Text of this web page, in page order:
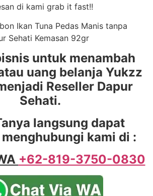
di kami grab it fast!!
Ikan Tuna Pedas Manis tanpa
Sehati Kemasan 92gr
untuk menambah
uang belanja Yukzz
Reseller Dapur
Sehati.
langsung dapat
kami di :
+62-819-3750-0830